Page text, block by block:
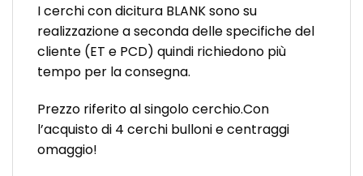
I cerchi con dicitura BLANK sono su
realizzazione a seconda delle specifiche del
cliente (ET e PCD) quindi richiedono più
tempo per la consegna.
Prezzo riferito al singolo cerchio.Con
l’acquisto di 4 cerchi bulloni e centraggi
omaggio!